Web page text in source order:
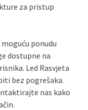
za pristup
ponudu
dostupne na
Led Rasvjeta
bez pogrešaka.
nas kako